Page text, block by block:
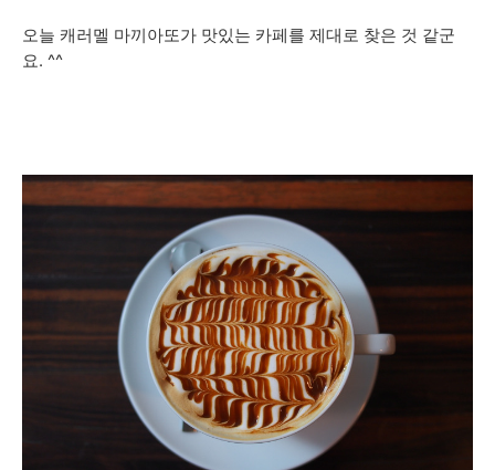
오늘 캐러멜 마끼아또가 맛있는 카페를 제대로 찾은 것 같군
요. ^^